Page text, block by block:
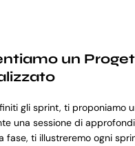
un
gli sprint, ti proponiamo
una sessione di
fase, ti illustreremo ogni